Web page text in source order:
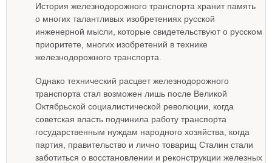
История железнодорожного транспорта хранит память
о многих талантливых изобретениях русской
инженерной мысли, которые свидетельствуют о русском
приоритете, многих изобретений в технике
железнодорожного транспорта.
Однако технический расцвет железнодорожного
транспорта стал возможен лишь после Великой
Октябрьской социалистической революции, когда
советская власть подчинила работу транспорта
государственным нуждам народного хозяйства, когда
партия, правительство и лично товарищ Сталин стали
заботиться о восстановлении и реконструкции железных